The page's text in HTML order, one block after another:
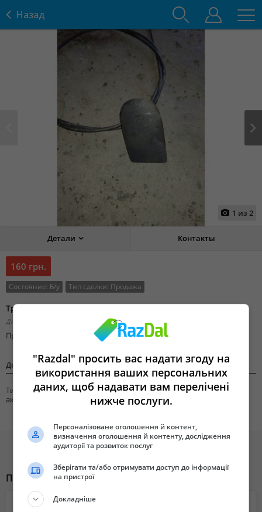
Назад
1 из 2
Детали Контакты
160 грн.
Состояние: Б/у Тип сделки: Продажа
Трос капота Дэу Матиз
Днепропетровская область, Добавлено 18 марта 2019 23:53
Продам б у трос капота Дэу Матиз 2008г
Дополнительная информация
Тип запчасти/
аксессуара
Автозапчасти
Похожие объявления
"Razdal" просить вас надати згоду на
використання ваших персональних
даних, щоб надавати вам перелічені
нижче послуги.
Персоналізоване оголошення й контент,
визначення оголошення й контенту, дослідження
аудиторії та розвиток послуг
Зберігати та/або отримувати доступ до інформації
на пристрої
Докладніше